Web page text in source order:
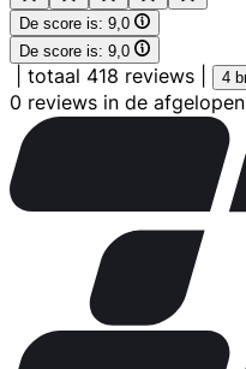
De score is: 9,0
De score is: 9,0
totaal 418 reviews 4
0 reviews in de